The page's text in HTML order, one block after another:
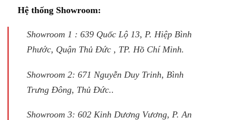
Hệ thống Showroom:
Showroom 1 : 639 Quốc Lộ 13, P. Hiệp Bình
Phước, Quận Thủ Đức , TP. Hồ Chí Minh.
Showroom 2: 671 Nguyễn Duy Trinh, Bình
Trưng Đông, Thủ Đức..
Showroom 3: 602 Kinh Dương Vương, P. An